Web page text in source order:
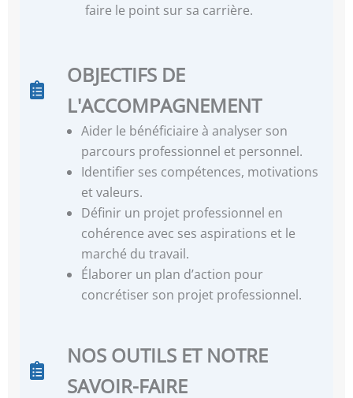
faire le point sur sa carrière.
OBJECTIFS DE
L'ACCOMPAGNEMENT
Aider le bénéficiaire à analyser son
parcours professionnel et personnel.
Identifier ses compétences, motivations
et valeurs.
Définir un projet professionnel en
cohérence avec ses aspirations et le
marché du travail.
Élaborer un plan d’action pour
concrétiser son projet professionnel.
NOS OUTILS ET NOTRE
SAVOIR-FAIRE